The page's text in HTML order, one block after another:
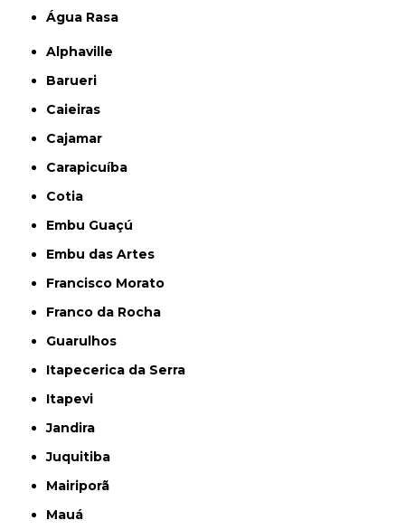
Água Rasa
Alphaville
Barueri
Caieiras
Cajamar
Carapicuíba
Cotia
Embu Guaçú
Embu das Artes
Francisco Morato
Franco da Rocha
Guarulhos
Itapecerica da Serra
Itapevi
Jandira
Juquitiba
Mairiporã
Mauá